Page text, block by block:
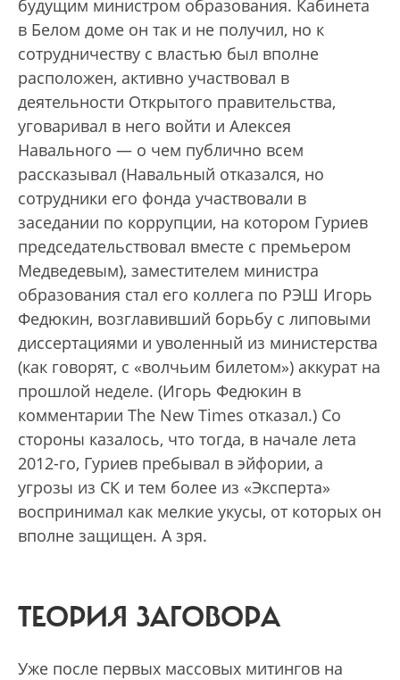
будущим министром образования. Кабинета
в Белом доме он так и не получил, но к
сотрудничеству с властью был вполне
расположен, активно участвовал в
деятельности Открытого правительства,
уговаривал в него войти и Алексея
Навального — о чем публично всем
рассказывал (Навальный отказался, но
сотрудники его фонда участвовали в
заседании по коррупции, на котором Гуриев
председательствовал вместе с премьером
Медведевым), заместителем министра
образования стал его коллега по РЭШ Игорь
Федюкин, возглавивший борьбу с липовыми
диссертациями и уволенный из министерства
(как говорят, с «волчьим билетом») аккурат на
прошлой неделе. (Игорь Федюкин в
комментарии The New Times отказал.) Со
стороны казалось, что тогда, в начале лета
2012-го, Гуриев пребывал в эйфории, а
угрозы из СК и тем более из «Эксперта»
воспринимал как мелкие укусы, от которых он
вполне защищен. А зря.
ТЕОРИЯ ЗАГОВОРА
Уже после первых массовых митингов на